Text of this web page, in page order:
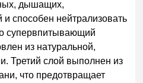
дышащих,
и способен нейтрализовать
супервпитывающий
из натуральной,
Третий слой выполнен из
что предотвращает